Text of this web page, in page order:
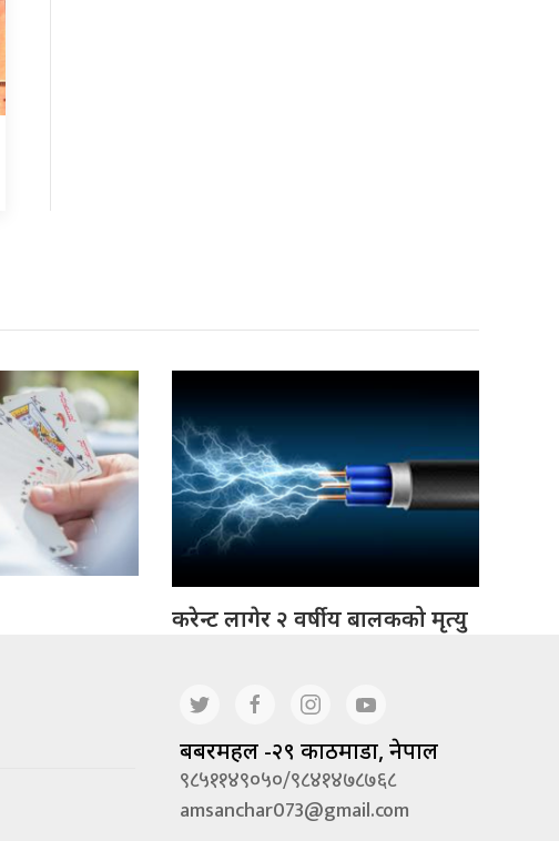
करेन्ट लागेर २ वर्षीय बालकको मृत्यु
बबरमहल -२९ काठमाडौं, नेपाल
९८५११४९०५०/९८४१४७८७६८
amsanchar073@gmail.com